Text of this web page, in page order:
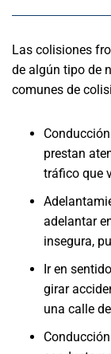
Las colisiones
de algún tipo de
comunes de
prestan
tráfico que
adelantar
insegura,
Ir en
girar
una calle